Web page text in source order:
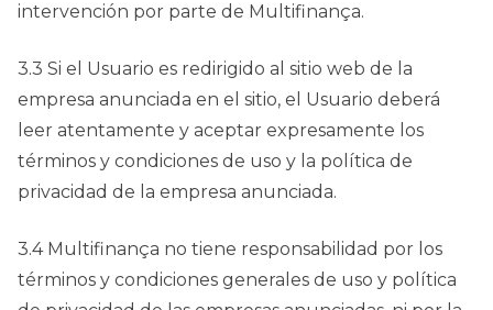
intervención por parte de Multifinança.
3.3 Si el Usuario es redirigido al sitio web de la
empresa anunciada en el sitio, el Usuario deberá
leer atentamente y aceptar expresamente los
términos y condiciones de uso y la política de
privacidad de la empresa anunciada.
3.4 Multifinança no tiene responsabilidad por los
términos y condiciones generales de uso y política